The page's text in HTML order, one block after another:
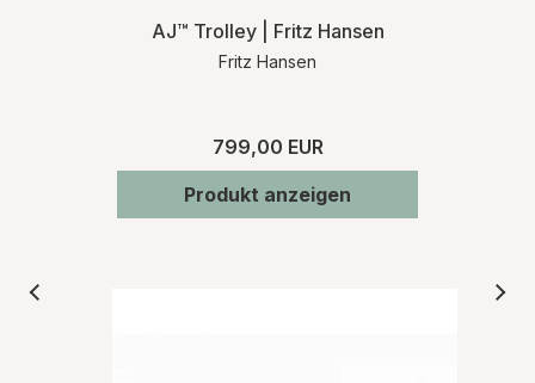
AJ™ Trolley | Fritz Hansen
Fritz Hansen
799,00 EUR
Produkt anzeigen